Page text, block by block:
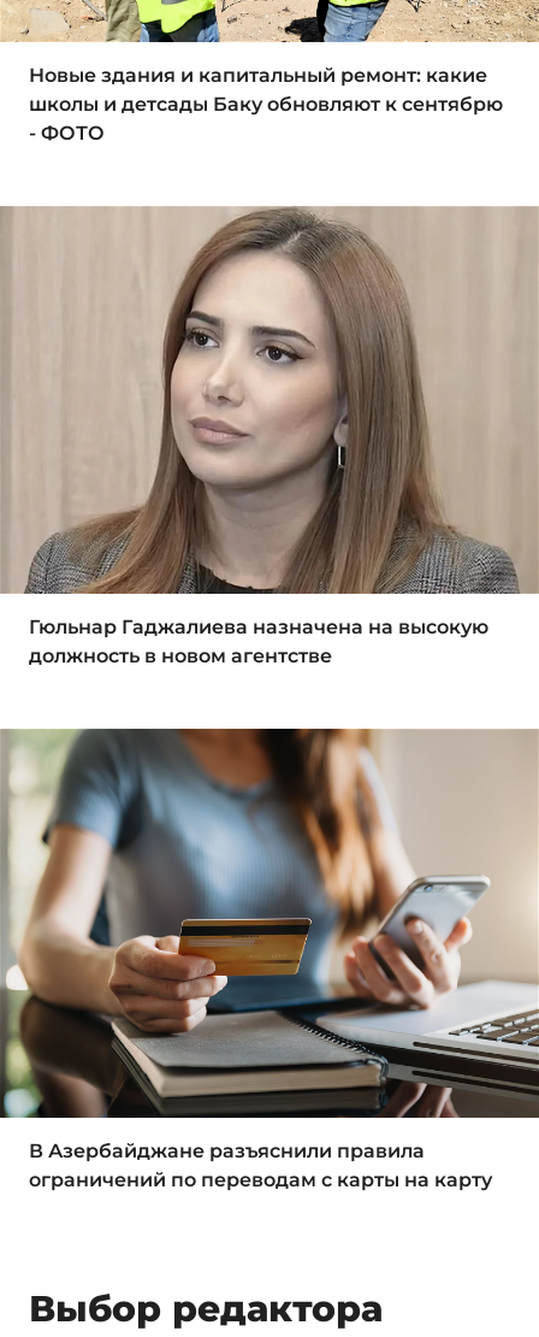
Новые здания и капитальный ремонт: какие
школы и детсады Баку обновляют к сентябрю
- ФОТО
Гюльнар Гаджалиева назначена на высокую
должность в новом агентстве
В Азербайджане разъяснили правила
ограничений по переводам с карты на карту
Выбор редактора